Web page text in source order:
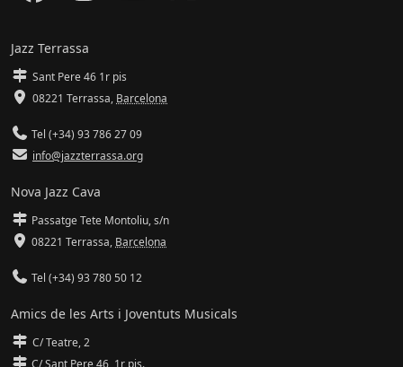
Jazz Terrassa
Sant Pere 46 1r pis
08221 Terrassa, Barcelona
Tel (+34) 93 786 27 09
info@jazzterrassa.org
Nova Jazz Cava
Passatge Tete Montoliu, s/n
08221 Terrassa, Barcelona
Tel (+34) 93 780 50 12
Amics de les Arts i Joventuts Musicals
C/ Teatre, 2